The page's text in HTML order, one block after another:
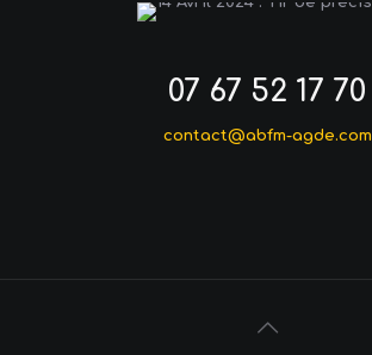
07 67 52 17 70
contact@abfm-agde.com